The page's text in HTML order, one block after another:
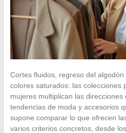
Cortes fluidos, regreso del
colores saturados: las colecciones
mujeres multiplican las
tendencias de moda y accesorios
supone comparar lo que ofrecen
varios criterios concretos, desde